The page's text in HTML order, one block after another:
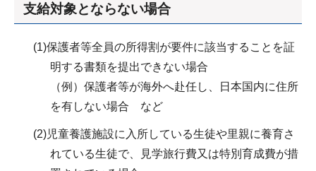
支給対象とならない場合
(1)保護者等全員の所得割が要件に該当することを証
明する書類を提出できない場合
（例）保護者等が海外へ赴任し、日本国内に住所
を有しない場合 など
(2)児童養護施設に入所している生徒や里親に養育さ
れている生徒で、見学旅行費又は特別育成費が措